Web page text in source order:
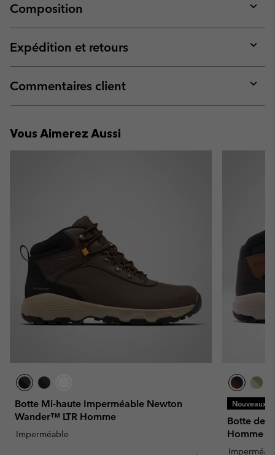
Composition
or
Expédition et retours
or
Commentaires client
or
Vous Aimerez Aussi
Botte Mi-haute Imperméable Newton
Wander™ LTR Homme
Imperméable
Nouveaux
Botte de
Homme